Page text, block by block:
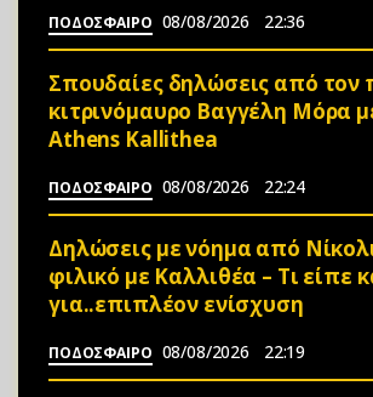
ΠΟΔΟΣΦΑΙΡΟ 08/08/2026 22:36
Σπουδαίες δηλώσεις από τον
κιτρινόμαυρο Βαγγέλη Μόρα
Athens Kallithea
ΠΟΔΟΣΦΑΙΡΟ 08/08/2026 22:24
Δηλώσεις με νόημα από
φιλικό με Καλλιθέα – Τι είπε
για..επιπλέον ενίσχυση
ΠΟΔΟΣΦΑΙΡΟ 08/08/2026 22:19